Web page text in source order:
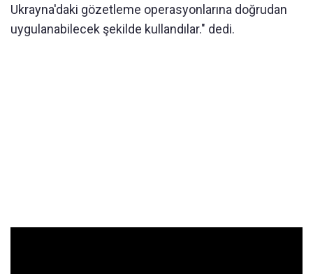
Ukrayna'daki gözetleme operasyonlarına doğrudan
uygulanabilecek şekilde kullandılar." dedi.